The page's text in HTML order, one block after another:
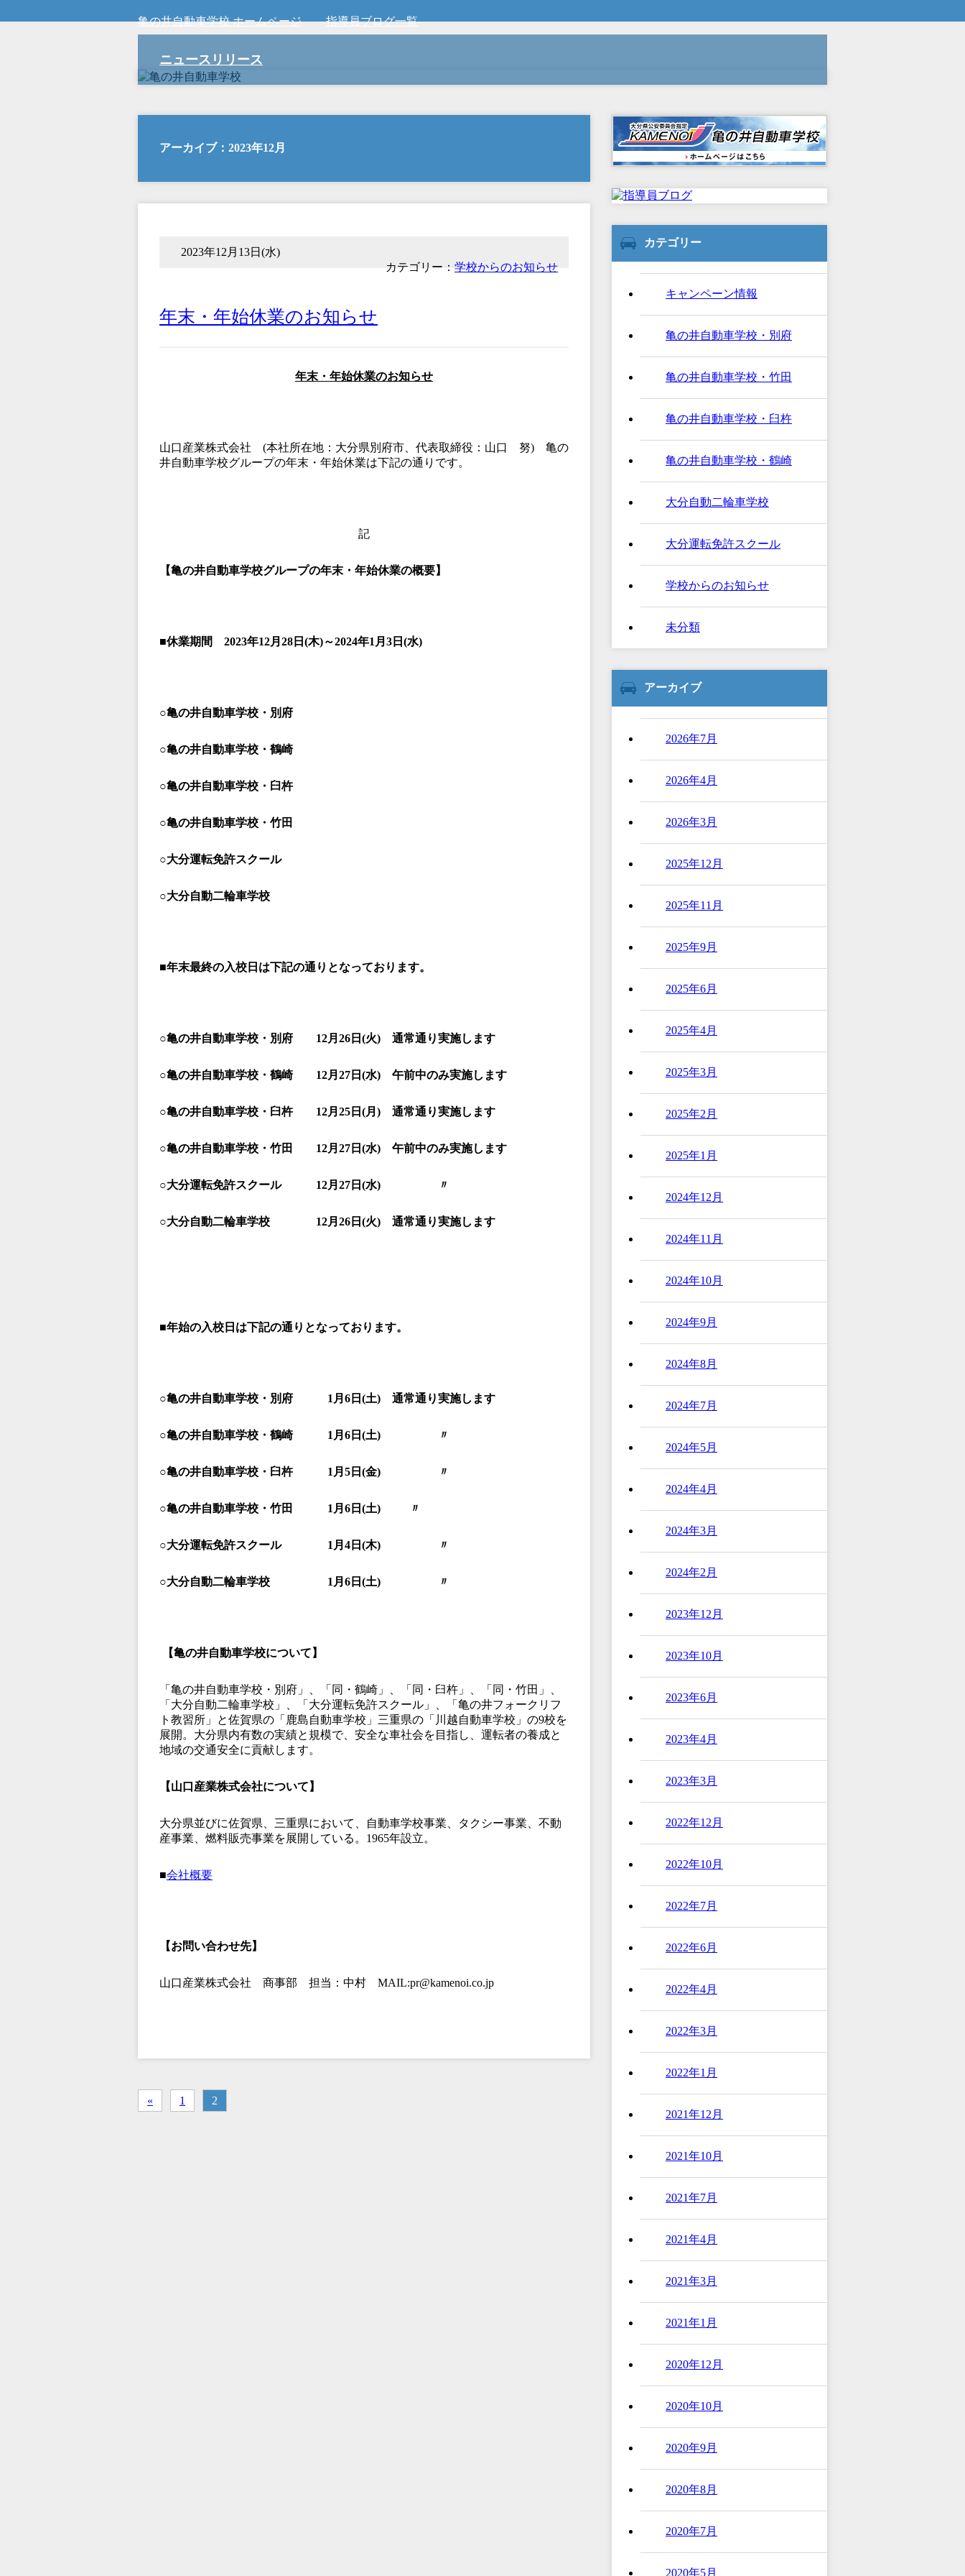
亀の井自動車学校 ホームページ 指導員ブログ一覧
ニュースリリース
アーカイブ：2023年12月
2023年12月13日(水)
カテゴリー： 学校からのお知らせ
年末・年始休業のお知らせ
年末・年始休業のお知らせ
山口産業株式会社 (本社所在地：大分県別府市、代表取締役：山口 努) 亀の
井自動車学校グループの年末・年始休業は下記の通りです。
記
【亀の井自動車学校グループの年末・年始休業の概要】
■休業期間 2023年12月28 日(木)～2024年1 月3 日(水)
○亀の井自動車学校・別府
○亀の井自動車学校・鶴崎
○亀の井自動車学校・臼杵
○亀の井自動車学校・竹田
○大分運転免許スクール
○大分自動二輪車学校
■年末最終の入校日は下記の通りとなっております。
○亀の井自動車学校・別府 12月26 日(火) 通常通り実施します
○亀の井自動車学校・鶴崎 12月27 日(水) 午前中のみ実施します
○亀の井自動車学校・臼杵 12月25 日(月) 通常通り実施します
○亀の井自動車学校・竹田 12月27 日(水) 午前中のみ実施します
○大分運転免許スクール 12月27 日(水) 〃
○大分自動二輪車学校 12月26 日(火) 通常通り実施します
■年始の入校日は下記の通りとなっております。
○亀の井自動車学校・別府 1 月6 日(土) 通常通り実施します
○亀の井自動車学校・鶴崎 1 月6 日(土) 〃
○亀の井自動車学校・臼杵 1 月5 日(金) 〃
○亀の井自動車学校・竹田 1 月6 日(土) 〃
○大分運転免許スクール 1 月4 日(木) 〃
○大分自動二輪車学校 1 月6 日(土) 〃
【亀の井自動車学校について】
「亀の井自動車学校・別府」、「同・鶴崎」、「同・臼杵」、「同・竹田」、
「大分自動二輪車学校」、「大分運転免許スクール」、「亀の井フォークリフ
ト教習所」と佐賀県の「鹿島自動車学校」三重県の「川越自動車学校」の9校を
展開。大分県内有数の実績と規模で、安全な車社会を目指し、運転者の養成と
地域の交通安全に貢献します。
【山口産業株式会社について】
大分県並びに佐賀県、三重県において、自動車学校事業、タクシー事業、不動
産事業、燃料販売事業を展開している。1965年設立。
■会社概要
【お問い合わせ先】
山口産業株式会社 商事部 担当：中村 MAIL:pr@kamenoi.co.jp
« 1 2
カテゴリー
キャンペーン情報
亀の井自動車学校・別府
亀の井自動車学校・竹田
亀の井自動車学校・臼杵
亀の井自動車学校・鶴崎
大分自動二輪車学校
大分運転免許スクール
学校からのお知らせ
未分類
アーカイブ
2026年7月
2026年4月
2026年3月
2025年12月
2025年11月
2025年9月
2025年6月
2025年4月
2025年3月
2025年2月
2025年1月
2024年12月
2024年11月
2024年10月
2024年9月
2024年8月
2024年7月
2024年5月
2024年4月
2024年3月
2024年2月
2023年12月
2023年10月
2023年6月
2023年4月
2023年3月
2022年12月
2022年10月
2022年7月
2022年6月
2022年4月
2022年3月
2022年1月
2021年12月
2021年10月
2021年7月
2021年4月
2021年3月
2021年1月
2020年12月
2020年10月
2020年9月
2020年8月
2020年7月
2020年5月